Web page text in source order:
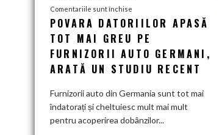
Comentariile sunt închise
Povara
datoriilor
apasă
mai
furnizorii
POVARA DATORIILOR APASĂ
TOT MAI GREU PE
FURNIZORII AUTO GERMANI,
ARATĂ UN STUDIU RECENT
Furnizorii auto din Germania sunt tot mai
îndatorați și cheltuiesc mult mai mult
pentru acoperirea dobânzilor...